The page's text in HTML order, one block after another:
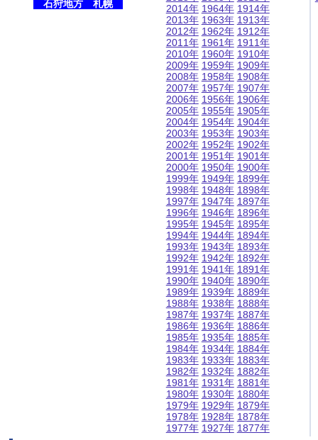
石狩地方 札幌
2014年
2013年
2012年
2011年
2010年
2009年
2008年
2007年
2006年
2005年
2004年
2003年
2002年
2001年
2000年
1999年
1998年
1997年
1996年
1995年
1994年
1993年
1992年
1991年
1990年
1989年
1988年
1987年
1986年
1985年
1984年
1983年
1982年
1981年
1980年
1979年
1978年
1977年
1964年
1963年
1962年
1961年
1960年
1959年
1958年
1957年
1956年
1955年
1954年
1953年
1952年
1951年
1950年
1949年
1948年
1947年
1946年
1945年
1944年
1943年
1942年
1941年
1940年
1939年
1938年
1937年
1936年
1935年
1934年
1933年
1932年
1931年
1930年
1929年
1928年
1927年
1914年
1913年
1912年
1911年
1910年
1909年
1908年
1907年
1906年
1905年
1904年
1903年
1902年
1901年
1900年
1899年
1898年
1897年
1896年
1895年
1894年
1893年
1892年
1891年
1890年
1889年
1888年
1887年
1886年
1885年
1884年
1883年
1882年
1881年
1880年
1879年
1878年
1877年